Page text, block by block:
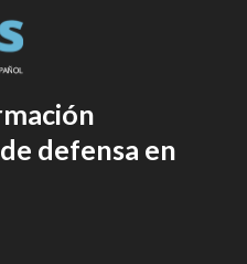
defensa en